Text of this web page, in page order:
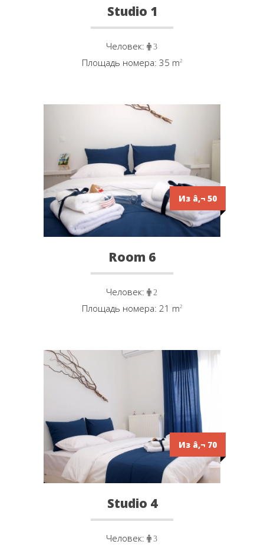
Studio 1
Человек: 3
Площадь номера: 35 m²
Из â‚¬ 50
Room 6
Человек: 2
Площадь номера: 21 m²
Из â‚¬ 70
Studio 4
Человек: 3